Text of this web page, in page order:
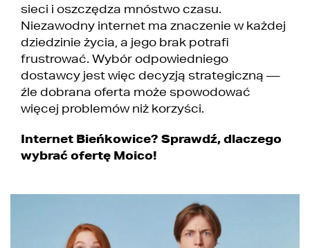
sieci i oszczędza mnóstwo czasu.
Niezawodny internet ma znaczenie w każdej
dziedzinie życia, a jego brak potrafi
frustrować. Wybór odpowiedniego
dostawcy jest więc decyzją strategiczną —
źle dobrana oferta może spowodować
więcej problemów niż korzyści.
Internet Bieńkowice? Sprawdź, dlaczego
wybrać ofertę Moico!